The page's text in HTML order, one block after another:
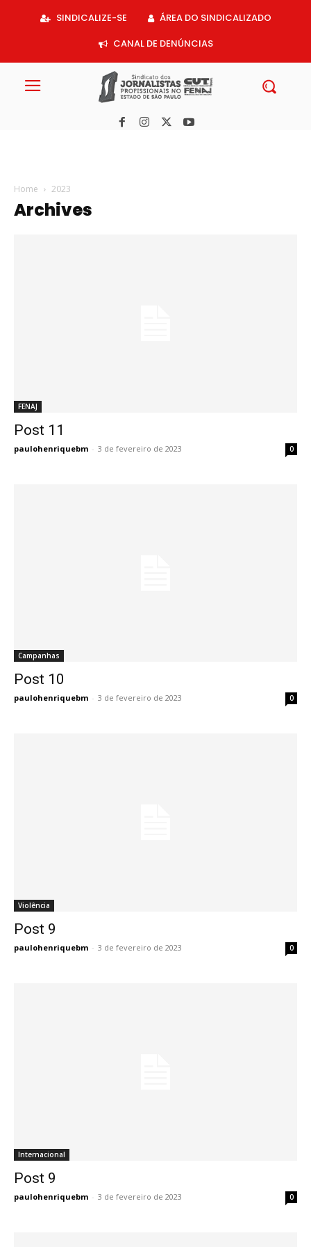
SINDICALIZE-SE
ÁREA DO SINDICALIZADO
CANAL DE DENÚNCIAS
Home 2023
Archives
FENAJ
Post 11
paulohenriquebm - 3 de fevereiro de 2023 0
Campanhas
Post 10
paulohenriquebm - 3 de fevereiro de 2023 0
Violência
Post 9
paulohenriquebm - 3 de fevereiro de 2023 0
Internacional
Post 9
paulohenriquebm - 3 de fevereiro de 2023 0